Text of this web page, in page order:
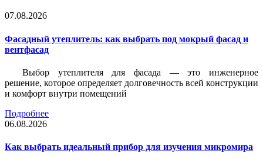
07.08.2026
Фасадный утеплитель: как выбрать под мокрый фасад и
вентфасад
Выбор утеплителя для фасада — это инженерное
решение, которое определяет долговечность всей конструкции
и комфорт внутри помещений
Подробнее
06.08.2026
Как выбрать идеальный прибор для изучения микромира